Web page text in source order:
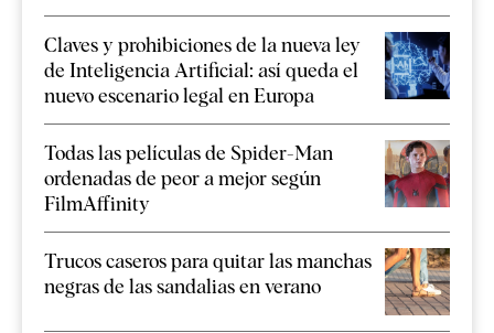
Claves y prohibiciones de la nueva ley
de Inteligencia Artificial: así queda el
nuevo escenario legal en Europa
Todas las películas de Spider-Man
ordenadas de peor a mejor según
FilmAffinity
Trucos caseros para quitar las manchas
negras de las sandalias en verano